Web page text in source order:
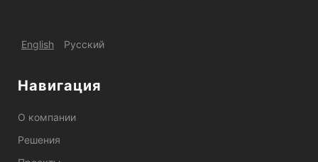
English Русский
Навигация
О компании
Решения